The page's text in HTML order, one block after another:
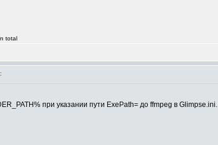
total
при указании пути ExePath= до ffmpeg в Glimpse.ini.